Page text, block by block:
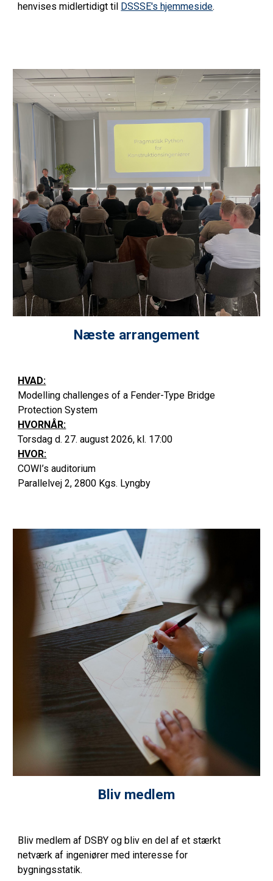
henvises midlertidigt til DSSSE's hjemmeside.
Næste arrangement
HVAD:
Modelling challenges of a Fender-Type Bridge
Protection System
HVORNÅR:
Torsdag d. 27. august 2026, kl. 17:00
HVOR:
COWI’s auditorium
Parallelvej 2, 2800 Kgs. Lyngby
Bliv medlem
Bliv medlem af DSBYog bliv en del af et stærkt
netværk af ingeniører med interesse for
bygningsstatik.